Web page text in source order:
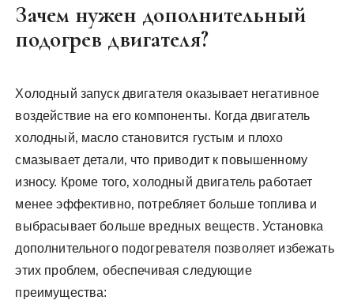
Зачем нужен дополнительный
подогрев двигателя?
Холодный запуск двигателя оказывает негативное
воздействие на его компоненты. Когда двигатель
холодный‚ масло становится густым и плохо
смазывает детали‚ что приводит к повышенному
износу. Кроме того‚ холодный двигатель работает
менее эффективно‚ потребляет больше топлива и
выбрасывает больше вредных веществ. Установка
дополнительного подогревателя позволяет избежать
этих проблем‚ обеспечивая следующие
преимущества: